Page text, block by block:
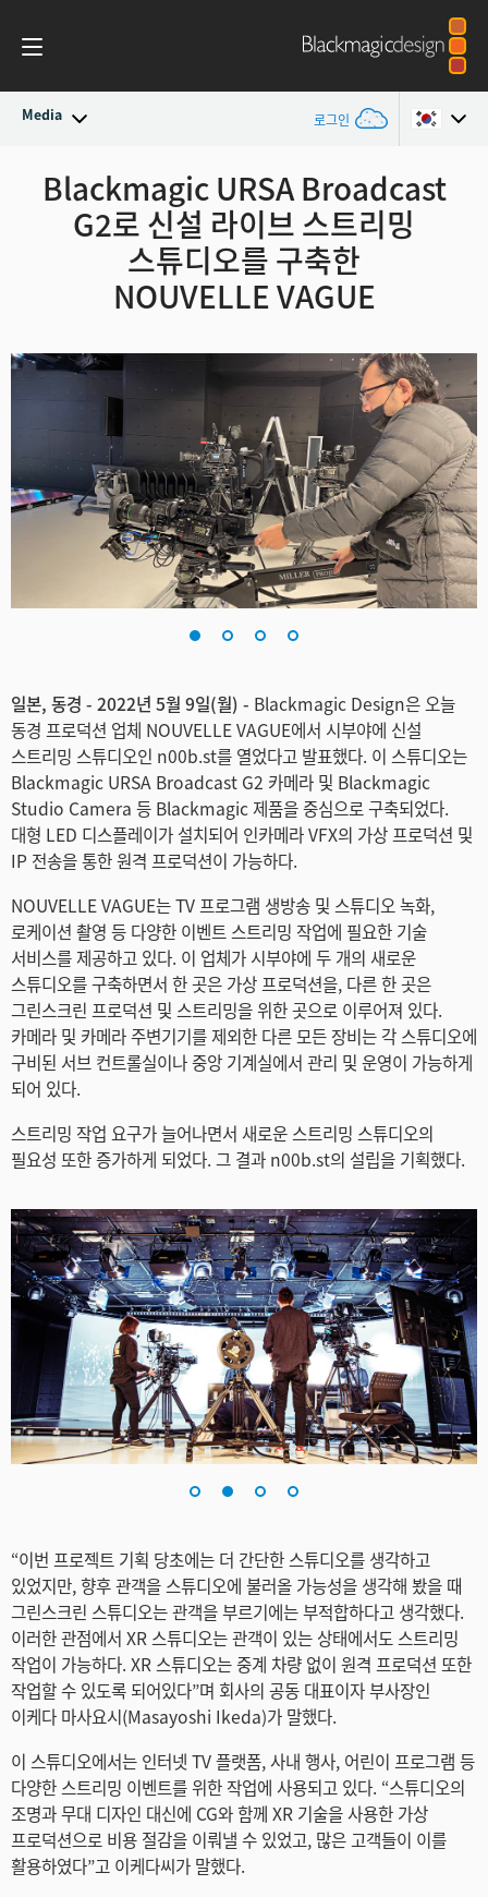
Media 로그인
최신 소식
뉴스 아카이브
Argentina
Australia
Austria
Canada
Denmark
Finland
France
Germany
India
Italy
Japan
Korea
Mexico
Malaysia
Netherlands
New Zealand
Poland
Singapore
South Africa
Spain
Sweden
Chinese Taipei
Turkey
Ukraine
United Kingdom
United States
Blackmagic URSA Broadcast
G2로 신설 라이브 스트리밍
스튜디오를 구축한
NOUVELLE VAGUE
일본, 동경 - 2022년 5월 9일(월) - Blackmagic Design은 오늘
동경 프로덕션 업체 NOUVELLE VAGUE에서 시부야에 신설
스트리밍 스튜디오인 n00b.st를 열었다고 발표했다. 이 스튜디오는
Blackmagic URSA Broadcast G2 카메라 및 Blackmagic
Studio Camera 등 Blackmagic 제품을 중심으로 구축되었다.
대형 LED 디스플레이가 설치되어 인카메라 VFX의 가상 프로덕션 및
IP 전송을 통한 원격 프로덕션이 가능하다.
NOUVELLE VAGUE는 TV 프로그램 생방송 및 스튜디오 녹화,
로케이션 촬영 등 다양한 이벤트 스트리밍 작업에 필요한 기술
서비스를 제공하고 있다. 이 업체가 시부야에 두 개의 새로운
스튜디오를 구축하면서 한 곳은 가상 프로덕션을, 다른 한 곳은
그린스크린 프로덕션 및 스트리밍을 위한 곳으로 이루어져 있다.
카메라 및 카메라 주변기기를 제외한 다른 모든 장비는 각 스튜디오에
구비된 서브 컨트롤실이나 중앙 기계실에서 관리 및 운영이 가능하게
되어 있다.
스트리밍 작업 요구가 늘어나면서 새로운 스트리밍 스튜디오의
필요성 또한 증가하게 되었다. 그 결과 n00b.st의 설립을 기획했다.
“이번 프로젝트 기획 당초에는 더 간단한 스튜디오를 생각하고
있었지만, 향후 관객을 스튜디오에 불러올 가능성을 생각해 봤을 때
그린스크린 스튜디오는 관객을 부르기에는 부적합하다고 생각했다.
이러한 관점에서 XR 스튜디오는 관객이 있는 상태에서도 스트리밍
작업이 가능하다. XR 스튜디오는 중계 차량 없이 원격 프로덕션 또한
작업할 수 있도록 되어있다”며 회사의 공동 대표이자 부사장인
이케다 마사요시(Masayoshi Ikeda)가 말했다.
이 스튜디오에서는 인터넷 TV 플랫폼, 사내 행사, 어린이 프로그램 등
다양한 스트리밍 이벤트를 위한 작업에 사용되고 있다. “스튜디오의
조명과 무대 디자인 대신에 CG와 함께 XR 기술을 사용한 가상
프로덕션으로 비용 절감을 이뤄낼 수 있었고, 많은 고객들이 이를
활용하였다”고 이케다씨가 말했다.